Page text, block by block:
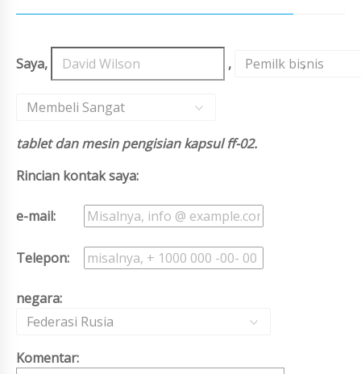
Saya, , Pemilk bisnis
,
Membeli Sangat
tablet dan mesin pengisian kapsul ff-02.
Rincian kontak saya:
e-mail:
Telepon:
negara:
Federasi Rusia
Komentar: